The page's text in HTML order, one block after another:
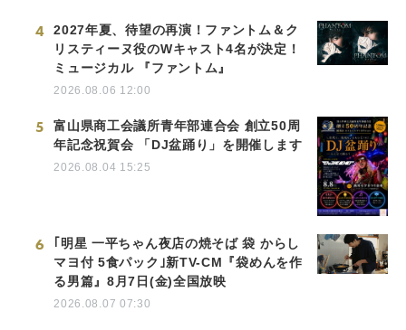
4
2027年夏、待望の再演！ファントム＆ク
リスティーヌ役のWキャスト4名が決定！
ミュージカル 『ファントム』
2026.08.06 12:00
5
富山県商工会議所青年部連合会 創立50周
年記念祝賀会 「DJ盆踊り」を開催します
2026.08.04 15:25
6
｢明星 一平ちゃん夜店の焼そば 袋 からし
マヨ付 5食パック｣新TV-CM『袋めんを作
る男篇』8月7日(金)全国放映
2026.08.07 07:30